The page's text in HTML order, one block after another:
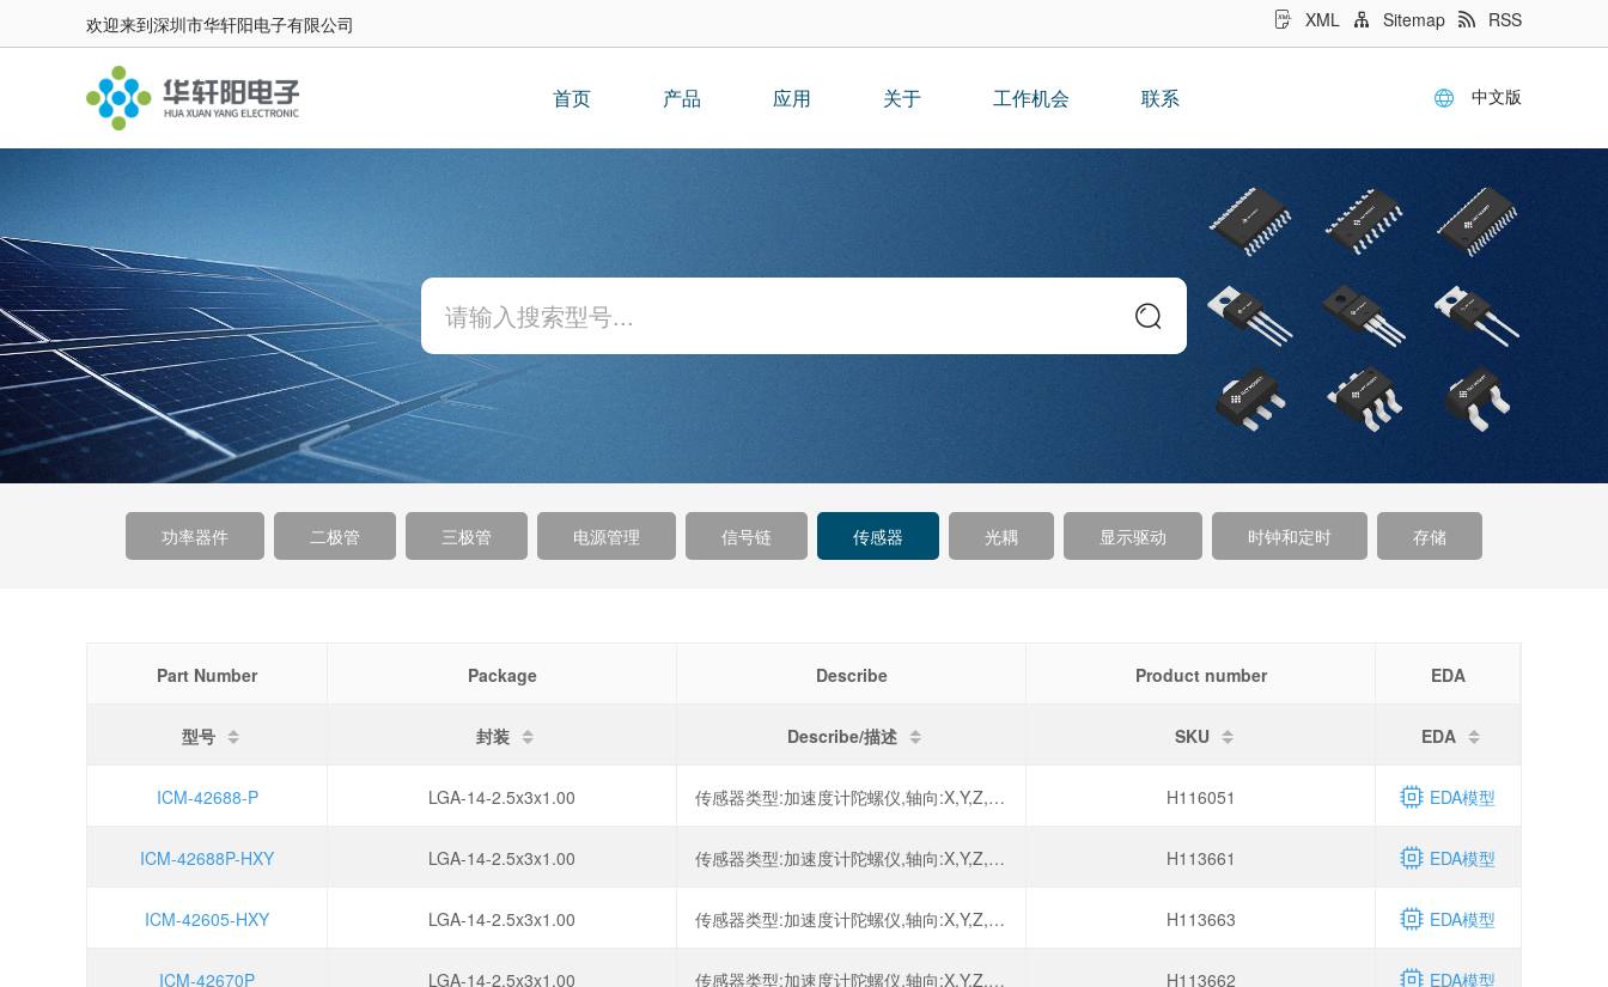
欢迎来到深圳市华轩阳电子有限公司 XML Sitemap RSS
首页 产品 应用 关于 工作机会 联系 中文版
功率器件 二极管 三极管 电源管理 信号链 传感器 光耦 显示驱动 时钟和定时 存储
Part Number Package Describe Product number EDA
型号 封装 Describe/描述 SKU EDA
ICM-42688-P LGA-14-2.5x3x1.00 传感器类型:加速度计陀螺仪,轴向:X,Y,Z,工作电压:1.71V~3.6V,工作温度:-40℃~+85℃, H116051 EDA模型
ICM-42688P-HXY LGA-14-2.5x3x1.00 传感器类型:加速度计陀螺仪,轴向:X,Y,Z,工作电压:1.71V~3.6V,工作温度:-40℃~+85℃, H113661 EDA模型
ICM-42605-HXY LGA-14-2.5x3x1.00 传感器类型:加速度计陀螺仪,轴向:X,Y,Z,工作电压:1.71V~3.6V,工作温度:-40℃~+85℃, H113663 EDA模型
ICM-42670P LGA-14-2.5x3x1.00 传感器类型:加速度计陀螺仪,轴向:X,Y,Z,工作电压:1.71V~3.6V,工作温度:-40℃~+85℃, H113662 EDA模型